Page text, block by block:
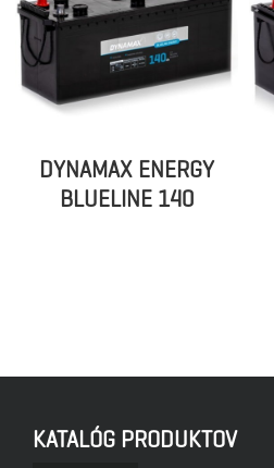
DYNAMAX ENERGY
BLUELINE 140
KATALÓG PRODUKTOV